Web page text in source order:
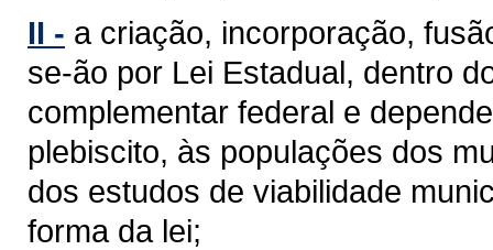
II - a criação, incorporação,
se-ão por Lei Estadual, dentro
complementar federal e
plebiscito, às populações dos
dos estudos de viabilidade
forma da lei;